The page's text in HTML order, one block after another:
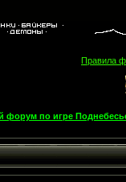
Правила
форум по игре